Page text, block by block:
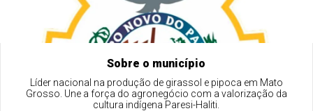
Sobre o município
Líder nacional na produção de girassol e pipoca em Mato
Grosso. Une a força do agronegócio com a valorização da
cultura indígena Paresi-Haliti.